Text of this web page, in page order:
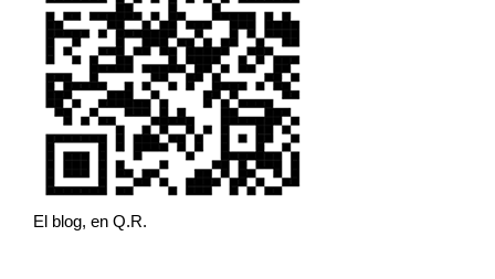
El blog, en Q.R.